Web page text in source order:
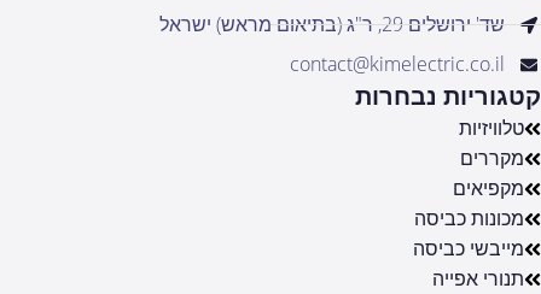
שד' ירושלים 29, ר"ג (בתיאום מראש) ישראל
contact@kimelectric.co.il
קטגוריות נבחרות
טלוויזיות
מקררים
מקפיאים
מכונות כביסה
מייבשי כביסה
תנורי אפייה